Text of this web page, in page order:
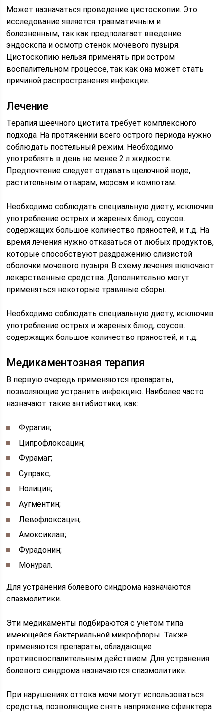
Может назначаться проведение цистоскопии. Это
исследование является травматичным и
болезненным, так как предполагает введение
эндоскопа и осмотр стенок мочевого пузыря.
Цистоскопию нельзя применять при остром
воспалительном процессе, так как она может стать
причиной распространения инфекции.
Лечение
Терапия шеечного цистита требует комплексного
подхода. На протяжении всего острого периода нужно
соблюдать постельный режим. Необходимо
употреблять в день не менее 2 л жидкости.
Предпочтение следует отдавать щелочной воде,
растительным отварам, морсам и компотам.
Необходимо соблюдать специальную диету, исключив
употребление острых и жареных блюд, соусов,
содержащих большое количество пряностей, и т.д. На
время лечения нужно отказаться от любых продуктов,
которые способствуют раздражению слизистой
оболочки мочевого пузыря. В схему лечения включают
лекарственные средства. Дополнительно могут
применяться некоторые травяные сборы.
Необходимо соблюдать специальную диету, исключив
употребление острых и жареных блюд, соусов,
содержащих большое количество пряностей, и т.д.
Медикаментозная терапия
В первую очередь применяются препараты,
позволяющие устранить инфекцию. Наиболее часто
назначают такие антибиотики, как:
Фурагин;
Ципрофлоксацин;
Фурамаг;
Супракс;
Нолицин;
Аугментин;
Левофлоксацин;
Амоксиклав;
Фурадонин;
Монурал.
Для устранения болевого синдрома назначаются
спазмолитики.
Эти медикаменты подбираются с учетом типа
имеющейся бактериальной микрофлоры. Также
применяются препараты, обладающие
противовоспалительным действием. Для устранения
болевого синдрома назначаются спазмолитики.
При нарушениях оттока мочи могут использоваться
средства, позволяющие снять напряжение сфинктера